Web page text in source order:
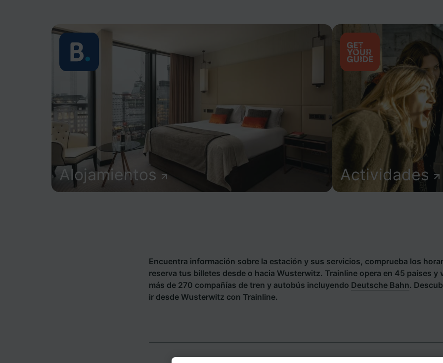
Alojamientos Actividades
Encuentra información sobre la estación y sus servicios, comprueba los
reserva tus billetes desde o hacia Wusterwitz. Trainline opera en 45 países y
más de 270 compañías de tren y autobús incluyendo Deutsche Bahn.
ir desde Wusterwitz con Trainline.